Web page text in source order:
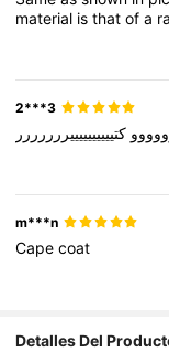
material isthatofa
2***3
كتييييييييييررررررر
m***n
Capecoat
Detalles Del